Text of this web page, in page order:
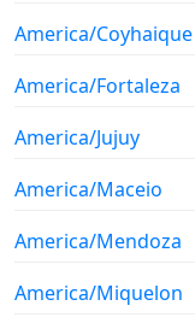
America/Coyhaique
America/Fortaleza
America/Jujuy
America/Maceio
America/Mendoza
America/Miquelon